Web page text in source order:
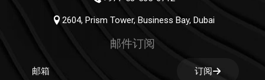
2604, Prism Tower, Business Bay, Dubai
邮件订阅
订阅